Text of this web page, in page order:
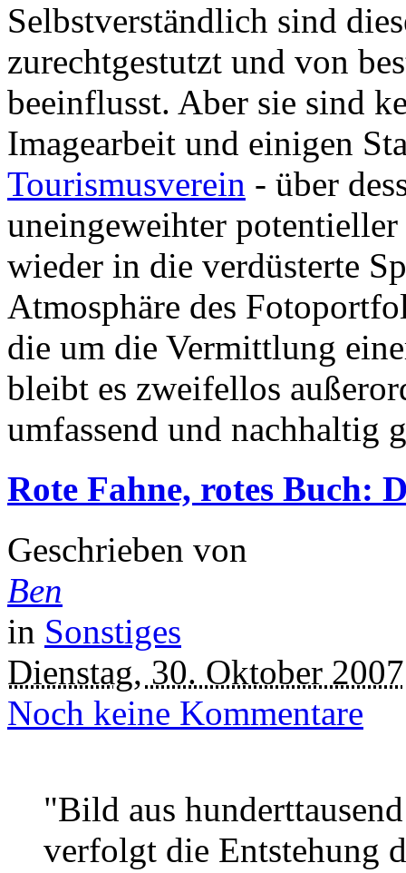
Selbstverständlich sind
zurechtgestutzt und von
beeinflusst. Aber sie sind
Imagearbeit und einigen
Tourismusverein - über
uneingeweihter
wieder in die verdüsterte
Atmosphäre des
die um die Vermittlung
bleibt es zweifellos
umfassend und nachhaltig
Rote Fahne, rotes Buch:
Geschrieben von
Ben
in Sonstiges
Dienstag, 30. Oktober 2007
Noch keine Kommentare
"Bild aus
verfolgt die Entstehung